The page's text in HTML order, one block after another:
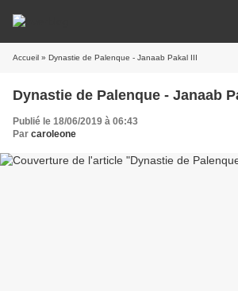
Accueil » Dynastie de Palenque - Janaab Pakal III
Dynastie de Palenque - Janaab
Publié le 18/06/2019 à 06:43
Par caroleone